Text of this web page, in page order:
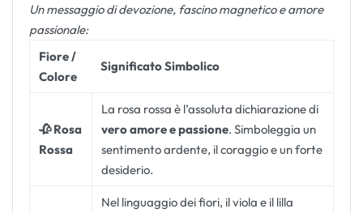
Un messaggio di devozione, fascino magnetico e amore
passionale:
Fiore /
Colore
Significato Simbolico
🥀 Rosa
Rossa
La rosa rossa è l’assoluta dichiarazione di
vero amore e passione. Simboleggia un
sentimento ardente, il coraggio e un forte
desiderio.
Nel linguaggio dei fiori, il viola e il lilla